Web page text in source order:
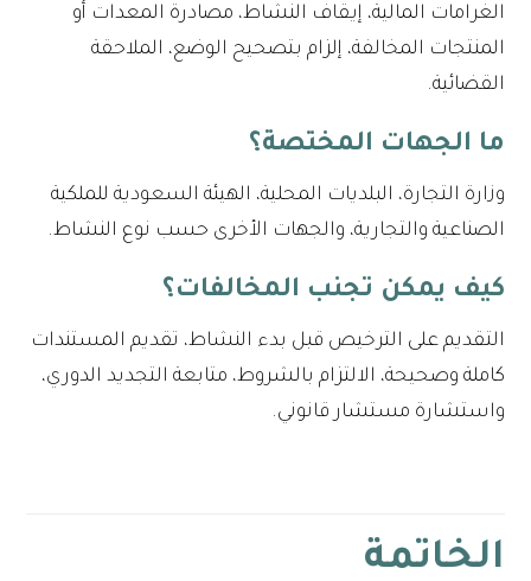
الغرامات المالية، إيقاف النشاط، مصادرة المعدات أو
المنتجات المخالفة، إلزام بتصحيح الوضع، الملاحقة
القضائية.
ما الجهات المختصة؟
وزارة التجارة، البلديات المحلية، الهيئة السعودية للملكية
الصناعية والتجارية، والجهات الأخرى حسب نوع النشاط.
كيف يمكن تجنب المخالفات؟
التقديم على الترخيص قبل بدء النشاط، تقديم المستندات
كاملة وصحيحة، الالتزام بالشروط، متابعة التجديد الدوري،
واستشارة مستشار قانوني.
الخاتمة